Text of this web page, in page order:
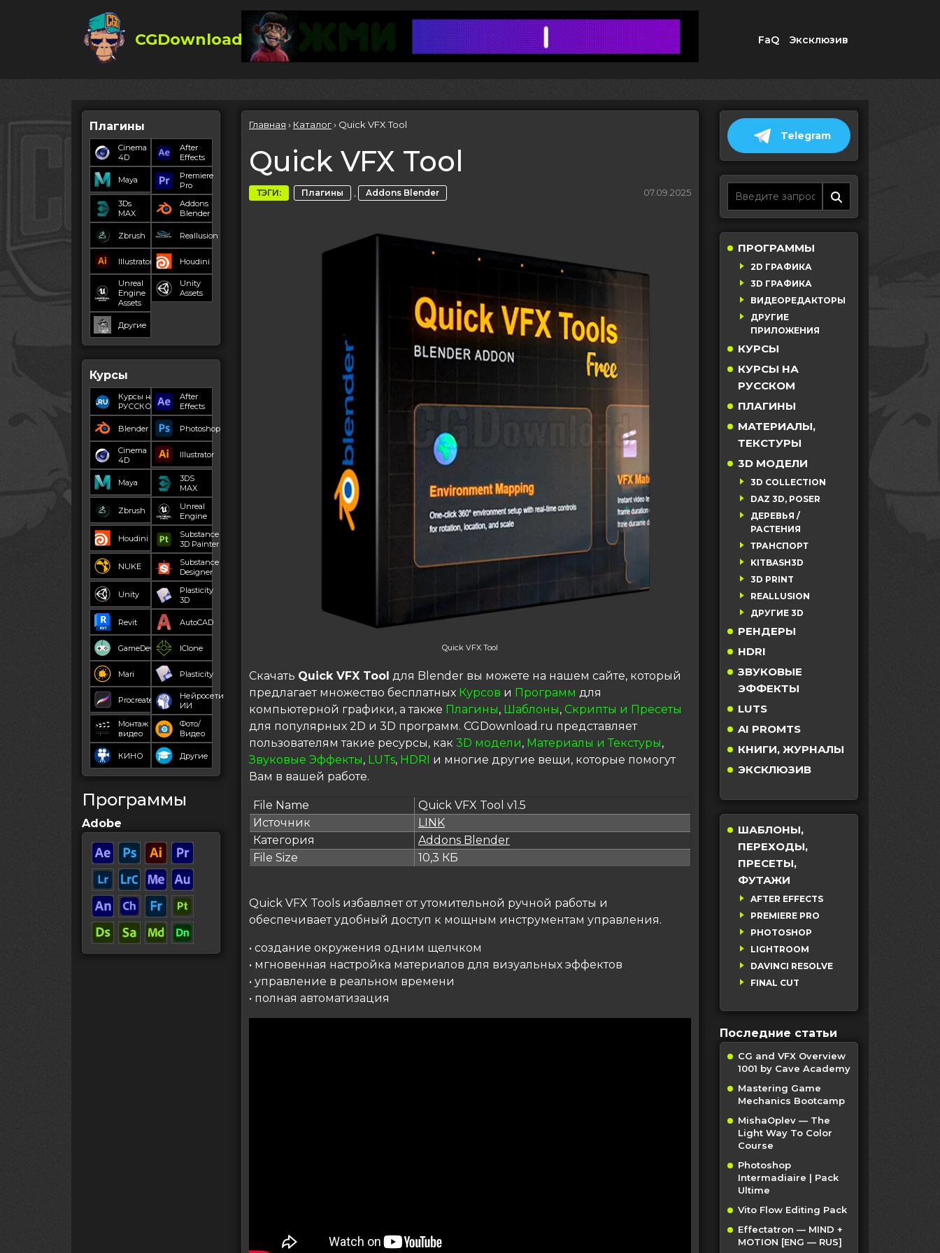
CGDownload FaQ Эксклюзив
Плагины
Cinema
4D
After
Effects
Maya
Premiere
Pro
3Ds
MAX
Addons
Blender
Zbrush Reallusion
Illustrator Houdini
Unreal
Engine
Assets
Unity
Assets
Другие
Курсы
Курсы на
РУССКОМ
After
Effects
Blender Photoshop
Cinema
4D
Illustrator
Maya
3DS
MAX
Zbrush
Unreal
Engine
Houdini
Substance
3D Painter
NUKE
Substance
Designer
Unity
Plasticity
3D
Revit AutoCAD
GameDev IClone
Mari Plasticity
Procreate
Нейросети
ИИ
Монтаж
видео
Фото/
Видео
КИНО Другие
Программы
Adobe
Главная › Каталог› Quick VFX Tool
Quick VFX Tool
ТЭГИ: Плагины , Addons Blender 07.09.2025
Quick VFX Tool
Скачать Quick VFX Tool для Blender вы можете на нашем сайте, который
предлагает множество бесплатных Курсов и Программ для
компьютерной графики, а также Плагины, Шаблоны, Скрипты и Пресеты
для популярных 2D и 3D программ. CGDownload.ru представляет
пользователям такие ресурсы, как 3D модели, Материалы и Текстуры,
Звуковые Эффекты, LUTs, HDRI и многие другие вещи, которые помогут
Вам в вашей работе.
File Name
Quick VFX Tool v1.5
Источник
LINK
Категория
Addons Blender
File Size
10,3 КБ
Quick VFX Tools избавляет от утомительной ручной работы и
обеспечивает удобный доступ к мощным инструментам управления.
• создание окружения одним щелчком
• мгновенная настройка материалов для визуальных эффектов
• управление в реальном времени
• полная автоматизация
Telegram
ПРОГРАММЫ
2D ГРАФИКА
3D ГРАФИКА
ВИДЕОРЕДАКТОРЫ
ДРУГИЕ
ПРИЛОЖЕНИЯ
КУРСЫ
КУРСЫ НА
РУССКОМ
ПЛАГИНЫ
МАТЕРИАЛЫ,
ТЕКСТУРЫ
3D МОДЕЛИ
3D COLLECTION
DAZ 3D, POSER
ДЕРЕВЬЯ /
РАСТЕНИЯ
ТРАНСПОРТ
KITBASH3D
3D PRINT
REALLUSION
ДРУГИЕ 3D
РЕНДЕРЫ
HDRI
ЗВУКОВЫЕ
ЭФФЕКТЫ
LUTS
AI PROMTS
КНИГИ, ЖУРНАЛЫ
ЭКСКЛЮЗИВ
ШАБЛОНЫ,
ПЕРЕХОДЫ,
ПРЕСЕТЫ,
ФУТАЖИ
AFTER EFFECTS
PREMIERE PRO
PHOTOSHOP
LIGHTROOM
DAVINCI RESOLVE
FINAL CUT
Последние статьи
CG and VFX Overview
1001 by Cave Academy
Mastering Game
Mechanics Bootcamp
MishaOplev — The
Light Way To Color
Course
Photoshop
Intermadiaire | Pack
Ultime
Vito Flow Editing Pack
Effectatron — MIND +
MOTION [ENG — RUS]